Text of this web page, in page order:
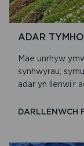
ADAR
Mae unrhyw
synhwyrau;
adar yn llenwi’r
DARLLENWCH